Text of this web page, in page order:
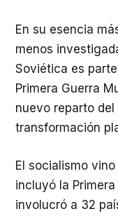
En su esencia
menos
Soviética es
Primera Guerra
nuevo reparto
transformación
El socialismo
incluyó la
involucró a 32